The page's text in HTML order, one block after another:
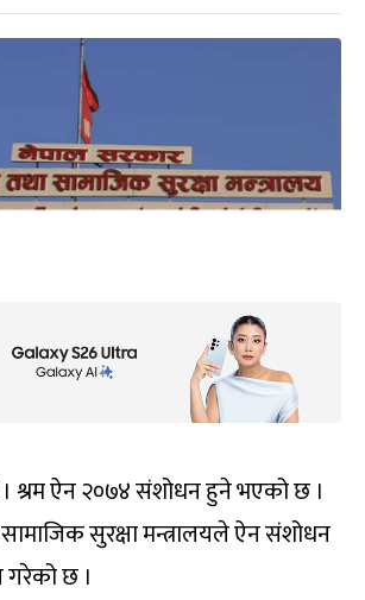
श्रम ऐन २०७४ संशोधन हुने भएको छ ।
सुरक्षा मन्त्रालयले ऐन संशोधन
गरेको छ ।